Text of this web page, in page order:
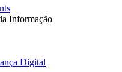
Informação
Digital